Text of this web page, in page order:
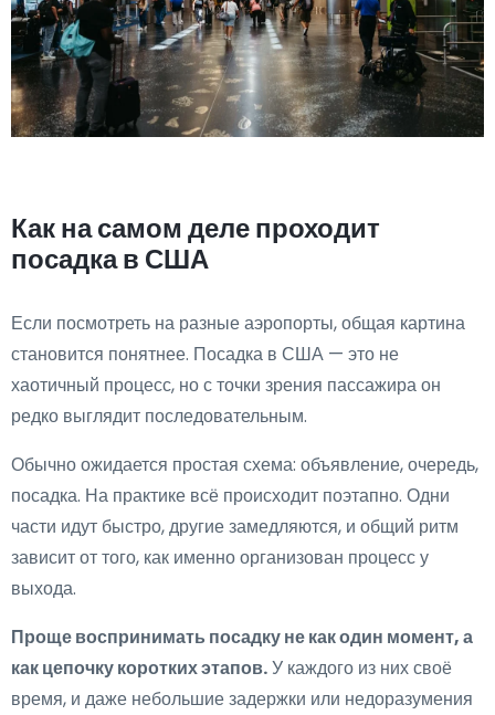
Как на самом деле проходит
посадка в США
Если посмотреть на разные аэропорты, общая картина
становится понятнее. Посадка в США — это не
хаотичный процесс, но с точки зрения пассажира он
редко выглядит последовательным.
Обычно ожидается простая схема: объявление, очередь,
посадка. На практике всё происходит поэтапно. Одни
части идут быстро, другие замедляются, и общий ритм
зависит от того, как именно организован процесс у
выхода.
Проще воспринимать посадку не как один момент, а
как цепочку коротких этапов.У каждого из них своё
время, и даже небольшие задержки или недоразумения